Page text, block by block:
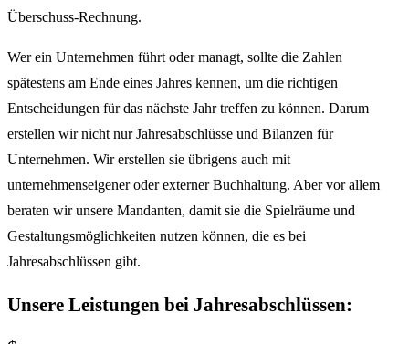
Überschuss-Rechnung.
Wer ein Unternehmen führt oder managt, sollte die Zahlen
spätestens am Ende eines Jahres kennen, um die richtigen
Entscheidungen für das nächste Jahr treffen zu können. Darum
erstellen wir nicht nur Jahresabschlüsse und Bilanzen für
Unternehmen. Wir erstellen sie übrigens auch mit
unternehmenseigener oder externer Buchhaltung. Aber vor allem
beraten wir unsere Mandanten, damit sie die Spielräume und
Gestaltungsmöglichkeiten nutzen können, die es bei
Jahresabschlüssen gibt.
Unsere Leistungen bei Jahresabschlüssen: